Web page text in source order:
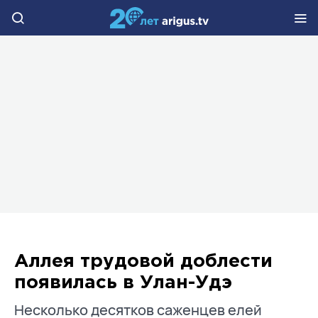
Аллея трудовой доблести
появилась в Улан-Удэ
Несколько десятков саженцев елей